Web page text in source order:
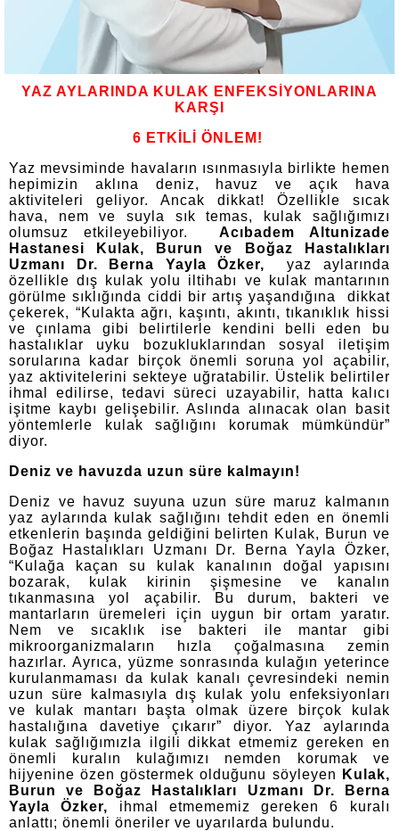
YAZ AYLARINDA KULAK ENFEKSİYONLARINA
KARŞI
6 ETKİLİ ÖNLEM!
Yaz mevsiminde havaların ısınmasıyla birlikte hemen
hepimizin aklına deniz, havuz ve açık hava
aktiviteleri geliyor. Ancak dikkat! Özellikle sıcak
hava, nem ve suyla sık temas, kulak sağlığımızı
olumsuz etkileyebiliyor. Acıbadem Altunizade
Hastanesi Kulak, Burun ve Boğaz Hastalıkları
Uzmanı Dr. Berna Yayla Özker, yaz aylarında
özellikle dış kulak yolu iltihabı ve kulak mantarının
görülme sıklığında ciddi bir artış yaşandığına dikkat
çekerek, “Kulakta ağrı, kaşıntı, akıntı, tıkanıklık hissi
ve çınlama gibi belirtilerle kendini belli eden bu
hastalıklar uyku bozukluklarından sosyal iletişim
sorularına kadar birçok önemli soruna yol açabilir,
yaz aktivitelerini sekteye uğratabilir. Üstelik belirtiler
ihmal edilirse, tedavi süreci uzayabilir, hatta kalıcı
işitme kaybı gelişebilir. Aslında alınacak olan basit
yöntemlerle kulak sağlığını korumak mümkündür”
diyor.
Deniz ve havuzda uzun süre kalmayın!
Deniz ve havuz suyuna uzun süre maruz kalmanın
yaz aylarında kulak sağlığını tehdit eden en önemli
etkenlerin başında geldiğini belirten Kulak, Burun ve
Boğaz Hastalıkları Uzmanı Dr. Berna Yayla Özker,
“Kulağa kaçan su kulak kanalının doğal yapısını
bozarak, kulak kirinin şişmesine ve kanalın
tıkanmasına yol açabilir. Bu durum, bakteri ve
mantarların üremeleri için uygun bir ortam yaratır.
Nem ve sıcaklık ise bakteri ile mantar gibi
mikroorganizmaların hızla çoğalmasına zemin
hazırlar. Ayrıca, yüzme sonrasında kulağın yeterince
kurulanmaması da kulak kanalı çevresindeki nemin
uzun süre kalmasıyla dış kulak yolu enfeksiyonları
ve kulak mantarı başta olmak üzere birçok kulak
hastalığına davetiye çıkarır” diyor. Yaz aylarında
kulak sağlığımızla ilgili dikkat etmemiz gereken en
önemli kuralın kulağımızı nemden korumak ve
hijyenine özen göstermek olduğunu söyleyen
Kulak,
Burun ve Boğaz Hastalıkları Uzmanı Dr. Berna
Yayla Özker, ihmal etmememiz gereken 6 kuralı
anlattı; önemli öneriler ve uyarılarda bulundu.